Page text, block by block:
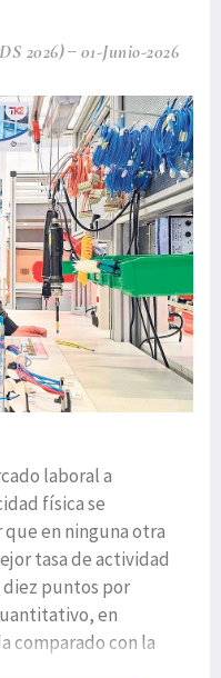
2026) 01-Junio-2026
laboral a
física se
en ninguna otra
tasa de actividad
puntos por
en
comparado con la